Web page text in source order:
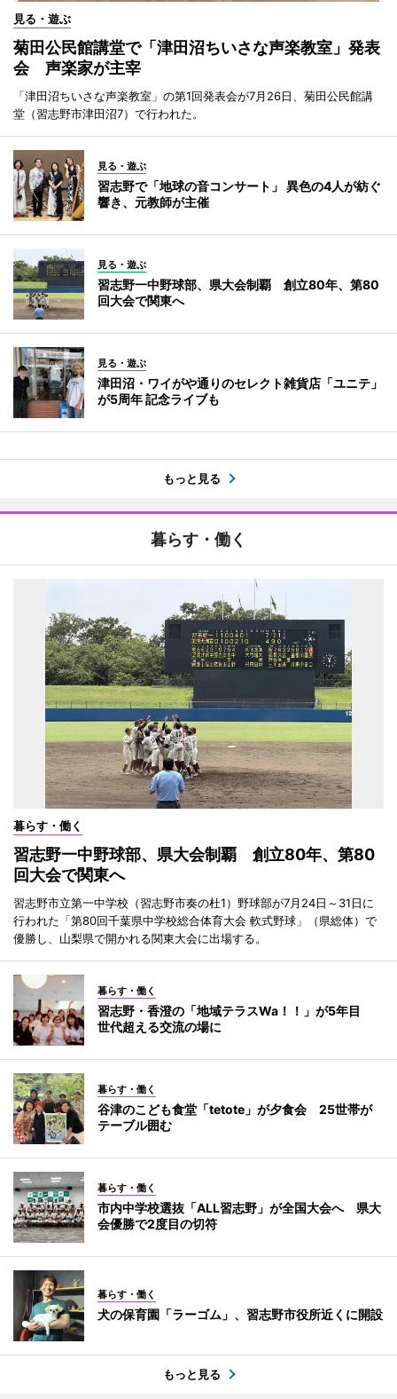
見る・遊ぶ
菊田公民館講堂で「津田沼ちいさな声楽教室」発表
会 声楽家が主宰
「津田沼ちいさな声楽教室」の第1回発表会が7月26日、菊田公民館講
堂（習志野市津田沼7）で行われた。
見る・遊ぶ
習志野で「地球の音コンサート」 異色の4人が紡ぐ
響き、元教師が主催
見る・遊ぶ
習志野一中野球部、県大会制覇 創立80年、第80
回大会で関東へ
見る・遊ぶ
津田沼・ワイがや通りのセレクト雑貨店「ユニテ」
が5周年 記念ライブも
もっと見る
暮らす・働く
暮らす・働く
習志野一中野球部、県大会制覇 創立80年、第80
回大会で関東へ
習志野市立第一中学校（習志野市奏の杜1）野球部が7月24日～31日に
行われた「第80回千葉県中学校総合体育大会 軟式野球」（県総体）で
優勝し、山梨県で開かれる関東大会に出場する。
暮らす・働く
習志野・香澄の「地域テラスWa！！」が5年目
世代超える交流の場に
暮らす・働く
谷津のこども食堂「tetote」が夕食会 25世帯が
テーブル囲む
暮らす・働く
市内中学校選抜「ALL習志野」が全国大会へ 県大
会優勝で2度目の切符
暮らす・働く
犬の保育園「ラーゴム」、習志野市役所近くに開設
もっと見る